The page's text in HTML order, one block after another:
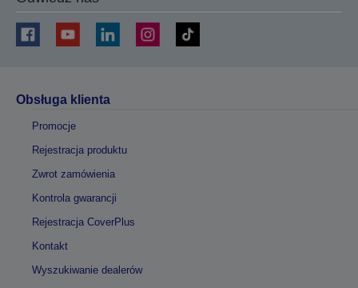
Obsługa klienta
Promocje
Rejestracja produktu
Zwrot zamówienia
Kontrola gwarancji
Rejestracja CoverPlus
Kontakt
Wyszukiwanie dealerów